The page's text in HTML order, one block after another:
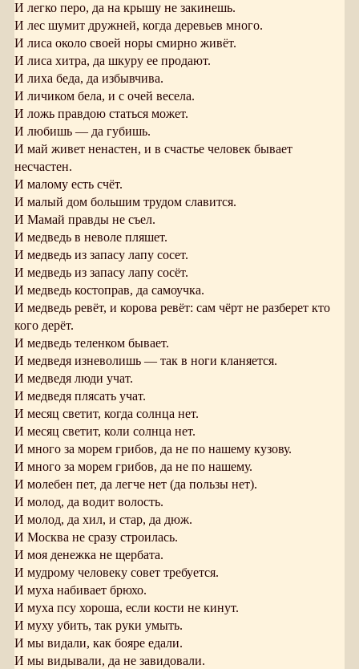
И легко перо, да на крышу не закинешь.
И лес шумит дружней, когда деревьев много.
И лиса около своей норы смирно живёт.
И лиса хитра, да шкуру ее продают.
И лиха беда, да избывчива.
И личиком бела, и с очей весела.
И ложь правдою статься может.
И любишь — да губишь.
И май живет ненастен, и в счастье человек бывает
несчастен.
И малому есть счёт.
И малый дом большим трудом славится.
И Мамай правды не съел.
И медведь в неволе пляшет.
И медведь из запасу лапу сосет.
И медведь из запасу лапу сосёт.
И медведь костоправ, да самоучка.
И медведь ревёт, и корова ревёт: сам чёрт не разберет кто
кого дерёт.
И медведь теленком бывает.
И медведя изневолишь — так в ноги кланяется.
И медведя люди учат.
И медведя плясать учат.
И месяц светит, когда солнца нет.
И месяц светит, коли солнца нет.
И много за морем грибов, да не по нашему кузову.
И много за морем грибов, да не по нашему.
И молебен пет, да легче нет (да пользы нет).
И молод, да водит волость.
И молод, да хил, и стар, да дюж.
И Москва не сразу строилась.
И моя денежка не щербата.
И мудрому человеку совет требуется.
И муха набивает брюхо.
И муха псу хороша, если кости не кинут.
И муху убить, так руки умыть.
И мы видали, как бояре едали.
И мы видывали, да не завидовали.